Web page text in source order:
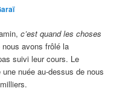
c’est quand les choses
avons frôlé la
suivi leur cours. Le
nuée au-dessus de nous